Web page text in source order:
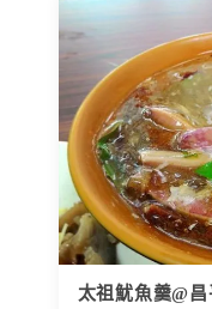
太祖魷魚羹@